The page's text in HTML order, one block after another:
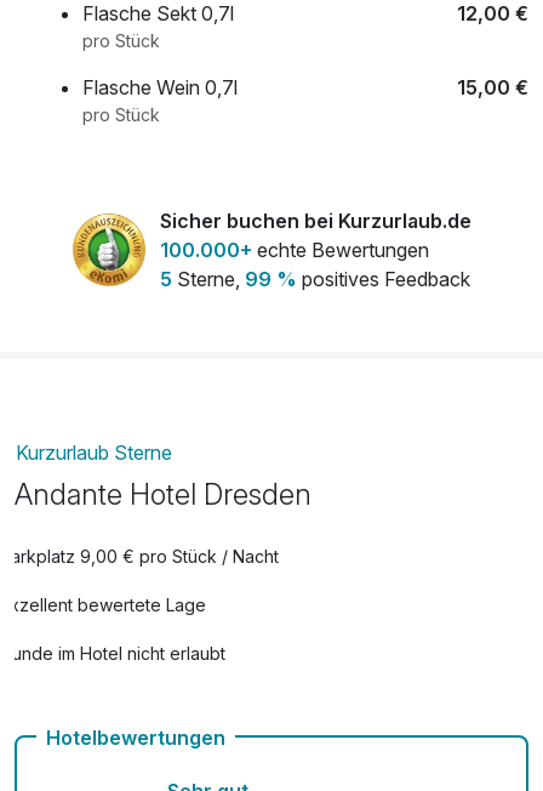
Flasche Sekt 0,7l 12,00 €
pro Stück
Flasche Wein 0,7l 15,00 €
pro Stück
pro Stück
Late check out
pro Zimmer
Sicher buchen bei Kurzurlaub.de
100.000+ echte Bewertungen
5 Sterne, 99 % positives Feedback
Kurzurlaub Sterne
Andante Hotel Dresden
Parkplatz 9,00 € pro Stück / Nacht
Exzellent bewertete Lage
Hunde im Hotel nicht erlaubt
Fahrradverleih
Hotelbewertungen